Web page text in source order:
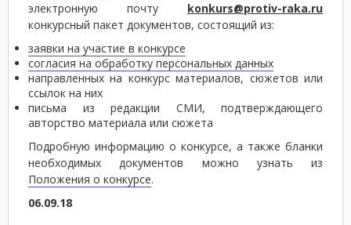
электронную почту konkurs@protiv-raka.ru
конкурсный пакет документов, состоящий из:
заявки на участие в конкурсе
согласия на обработку персональных данных
направленных на конкурс материалов, сюжетов или
ссылок на них
письма из редакции СМИ, подтверждающего
авторство материала или сюжета
Подробную информацию о конкурсе, а также бланки
необходимых документов можно узнать из
Положения о конкурсе.
06.09.18